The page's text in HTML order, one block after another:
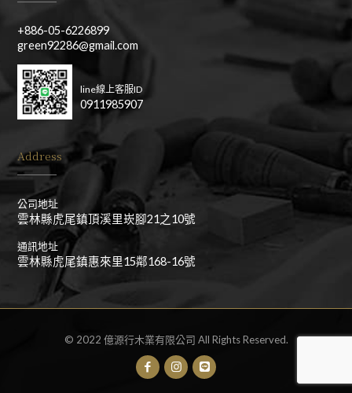
+886-05-6226899
green92286@gmail.com
line線上客服ID
0911985907
Address
公司地址
雲林縣虎尾鎮頂溪里崁腳21之10號
通訊地址
雲林縣虎尾鎮惠來里15鄰168-16號
© 2022 億源行木業有限公司 All Rights Reserved.